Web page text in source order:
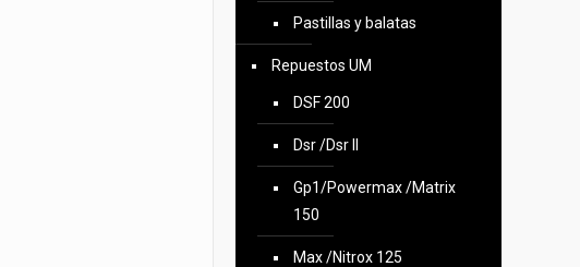
Pastillas y balatas
Repuestos UM
DSF 200
Dsr /Dsr II
Gp1/Powermax /Matrix
150
Max /Nitrox 125